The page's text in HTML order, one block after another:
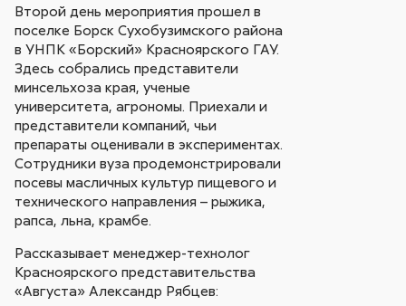
Второй день мероприятия прошел в
поселке Борск Сухобузимского района
в УНПК «Борский» Красноярского ГАУ.
Здесь собрались представители
минсельхоза края, ученые
университета, агрономы. Приехали и
представители компаний, чьи
препараты оценивали в экспериментах.
Сотрудники вуза продемонстрировали
посевы масличных культур пищевого и
технического направления – рыжика,
рапса, льна, крамбе.
Рассказывает менеджер-технолог
Красноярского представительства
«Августа» Александр Рябцев: